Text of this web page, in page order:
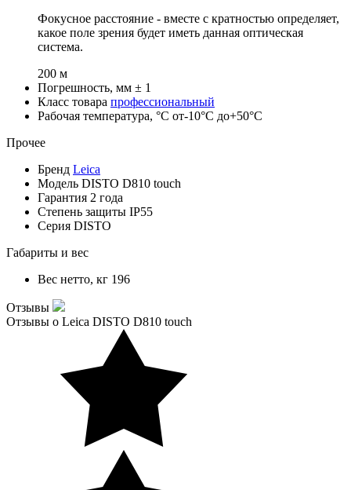
Фокусное расстояние - вместе с кратностью определяет,
какое поле зрения будет иметь данная оптическая
система.
200 м
Погрешность, мм ± 1
Класс товара профессиональный
Рабочая температура, °С от-10°C до+50°C
Прочее
Бренд Leica
Модель DISTO D810 touch
Гарантия 2 года
Степень защиты IP55
Серия DISTO
Габариты и вес
Вес нетто, кг 196
Отзывы
Отзывы о Leica DISTO D810 touch